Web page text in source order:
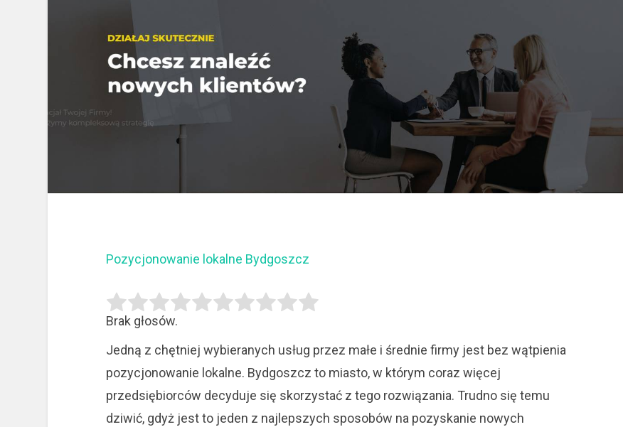
Pozycjonowanie lokalne Bydgoszcz
Brak głosów.
Jedną z chętniej wybieranych usług przez małe i średnie firmy jest bez wątpienia
pozycjonowanie lokalne. Bydgoszcz to miasto, w którym coraz więcej
przedsiębiorców decyduje się skorzystać z tego rozwiązania. Trudno się temu
dziwić, gdyż jest to jeden z najlepszych sposobów na pozyskanie nowych